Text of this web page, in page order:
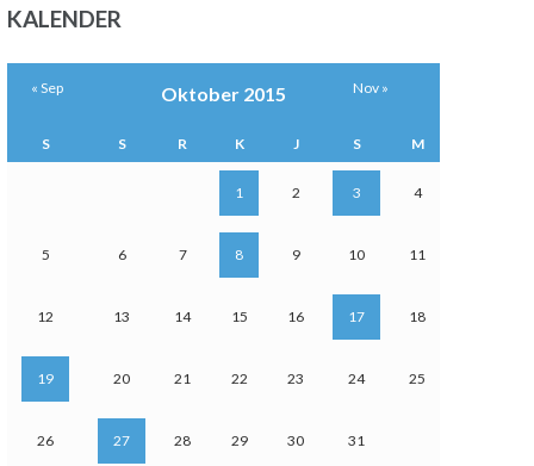
KALENDER
Oktober 2015
S S R K J S M
1 2 3 4
5 6 7 8 9 10 11
12 13 14 15 16 17 18
19 20 21 22 23 24 25
26 27 28 29 30 31
« Sep Nov »